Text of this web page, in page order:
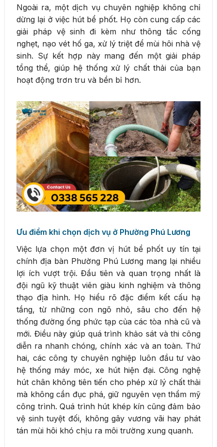
Ngoài ra, một dịch vụ chuyên nghiệp không chỉ
dừng lại ở việc hút bể phốt. Họ còn cung cấp các
giải pháp vệ sinh đi kèm như thông tắc cống
nghẹt, nạo vét hố ga, xử lý triệt để mùi hôi nhà vệ
sinh. Sự kết hợp này mang đến một giải pháp
tổng thể, giúp hệ thống xử lý chất thải của bạn
hoạt động trơn tru và bền bỉ hơn.
Ưu điểm khi chọn dịch vụ ở Phường Phú Lương
Việc lựa chọn một đơn vị hút bể phốt uy tín tại
chính địa bàn Phường Phú Lương mang lại nhiều
lợi ích vượt trội. Đầu tiên và quan trọng nhất là
đội ngũ kỹ thuật viên giàu kinh nghiệm và thông
thạo địa hình. Họ hiểu rõ đặc điểm kết cấu hạ
tầng, từ những con ngõ nhỏ, sâu cho đến hệ
thống đường ống phức tạp của các tòa nhà cũ và
mới. Điều này giúp quá trình khảo sát và thi công
diễn ra nhanh chóng, chính xác và an toàn. Thứ
hai, các công ty chuyên nghiệp luôn đầu tư vào
hệ thống máy móc, xe hút hiện đại. Công nghệ
hút chân không tiên tiến cho phép xử lý chất thải
mà không cần đục phá, giữ nguyên vẹn thẩm mỹ
công trình. Quá trình hút khép kín cũng đảm bảo
vệ sinh tuyệt đối, không gây vương vãi hay phát
tán mùi hôi khó chịu ra môi trường xung quanh.